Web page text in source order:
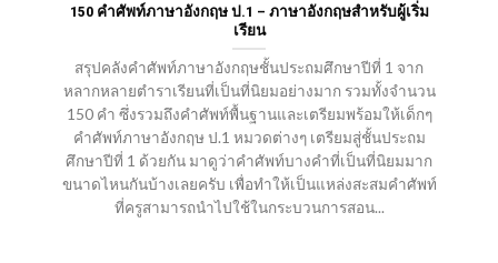
150 คําศัพท์ภาษาอังกฤษ ป.1 – ภาษาอังกฤษสำหรับผู้เริ่ม
เรียน
สรุปคลังคำศัพท์ภาษาอังกฤษชั้นประถมศึกษาปีที่ 1 จาก
หลากหลายตำราเรียนที่เป็นที่นิยมอย่างมาก รวมทั้งจำนวน
150 คำ ซึ่งรวมถึงคำศัพท์พื้นฐานและเตรียมพร้อมให้เด็กๆ
คําศัพท์ภาษาอังกฤษ ป.1 หมวดต่างๆ เตรียมสู่ชั้นประถม
ศึกษาปีที่ 1 ด้วยกัน มาดูว่าคำศัพท์บางคำที่เป็นที่นิยมมาก
ขนาดไหนกันบ้างเลยครับ เพื่อทำให้เป็นแหล่งสะสมคำศัพท์
ที่ครูสามารถนำไปใช้ในกระบวนการสอน...